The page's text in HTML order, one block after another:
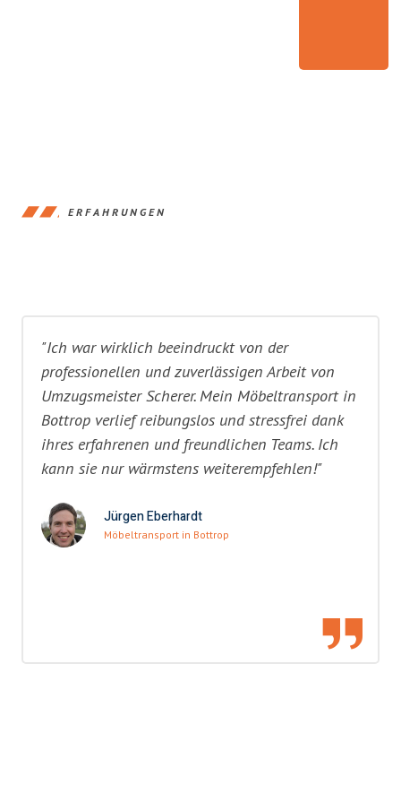
ERFAHRUNGEN
"Ich war wirklich beeindruckt von der
professionellen und zuverlässigen Arbeit von
Umzugsmeister Scherer. Mein Möbeltransport in
Bottrop verlief reibungslos und stressfrei dank
ihres erfahrenen und freundlichen Teams. Ich
kann sie nur wärmstens weiterempfehlen!"
Jürgen Eberhardt
Möbeltransport in Bottrop